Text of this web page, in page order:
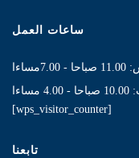
ساعات العمل
[wps_visitor_counter]
تابعنا